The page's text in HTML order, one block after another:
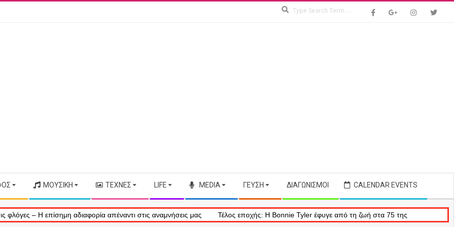
ΜΟΥΣΙΚΉ ΤΈΧΝΕΣ LIFE MEDIA ΓΕΎΣΗ ΔΙΑΓΩΝΙΣΜΟΊ CALENDAR EVENTS
αδιαφορία απέναντι στις αναμνήσεις μας Τέλος εποχής: Η Bonnie Tyler έφυγε από τη ζωή στα 75 της